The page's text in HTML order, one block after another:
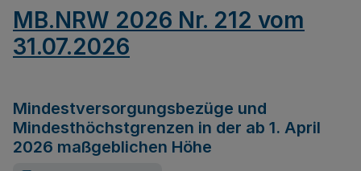
MB.NRW 2026 Nr. 212 vom
31.07.2026
Mindestversorgungsbezüge und
Mindesthöchstgrenzen in der ab 1. April
2026 maßgeblichen Höhe